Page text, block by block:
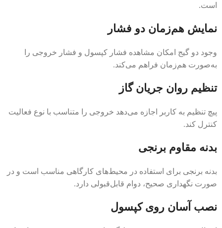
است.
نمایش هم‌زمان دو فشار
وجود دو گیج امکان مشاهده فشار کپسول و فشار خروجی را
به‌صورت هم‌زمان فراهم می‌کند.
تنظیم روان جریان گاز
پیچ تنظیم به کاربر اجازه می‌دهد خروجی را متناسب با نوع فعالیت
کنترل کند.
بدنه مقاوم برنجی
بدنه برنجی برای استفاده در محیط‌های کارگاهی مناسب است و در
صورت نگهداری صحیح، دوام قابل‌قبولی دارد.
نصب آسان روی کپسول